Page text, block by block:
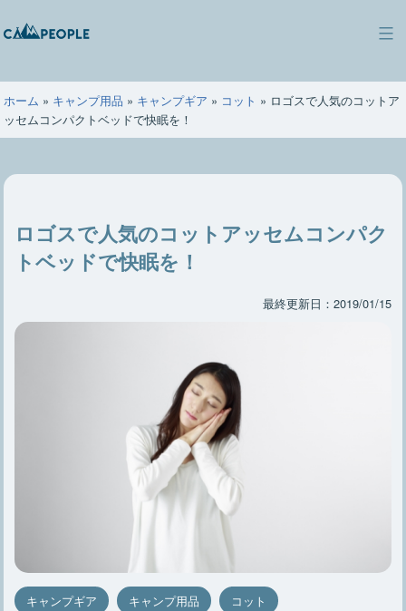
ン
ツ
へ
ス
ッ
キ
ン
ピ
ー
ホーム » キャンプ用品 » キャンプギア » コット » ロゴスで人気のコットア
ッセムコンパクトベッドで快眠を！
ロゴスで人気のコットアッセムコンパク
トベッドで快眠を！
最終更新日：2019/01/15
キャンプギア キャンプ用品 コット